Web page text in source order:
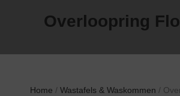
Overloopring
Home / Wastafels & Waskommen /